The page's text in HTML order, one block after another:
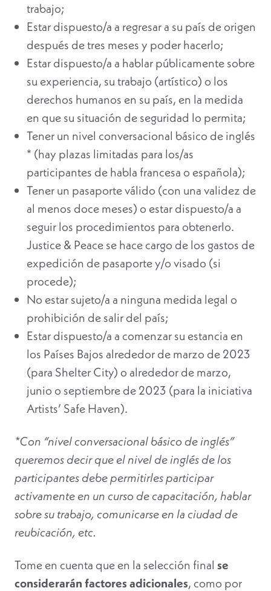
trabajo;
Estar dispuesto/a a regresar a su país de origen
después de tres meses y poder hacerlo;
Estar dispuesto/a a hablar públicamente sobre
su experiencia, su trabajo (artístico) o los
derechos humanos en su país, en la medida
en que su situación de seguridad lo permita;
Tener un nivel conversacional básico de inglés
* (hay plazas limitadas para los/as
participantes de habla francesa o española);
Tener un pasaporte válido (con una validez de
al menos doce meses) o estar dispuesto/a a
seguir los procedimientos para obtenerlo.
Justice & Peace se hace cargo de los gastos de
expedición de pasaporte y/o visado (si
procede);
No estar sujeto/a a ninguna medida legal o
prohibición de salir del país;
Estar dispuesto/a a comenzar su estancia en
los Países Bajos alrededor de marzo de 2023
(para Shelter City) o alrededor de marzo,
junio o septiembre de 2023 (para la iniciativa
Artists’ Safe Haven).
*Con “nivel conversacional básico de inglés”
queremos decir que el nivel de inglés de los
participantes debe permitirles participar
activamente en un curso de capacitación, hablar
sobre su trabajo, comunicarse en la ciudad de
reubicación, etc.
Tome en cuenta que en la selección final se
considerarán factores adicionales, como por